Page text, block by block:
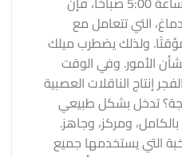
التي تتعامل مع
ولذلك يضطرب ميلك
الأمور. وفي الوقت
إنتاج الناقلات العصبية
تدخل بشكل طبيعي
ومركز، وجاهز.
التي يستخدمها جميع